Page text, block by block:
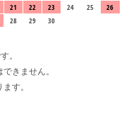
21 22 23 24 25
26
28 29 30
。
きません。
す。